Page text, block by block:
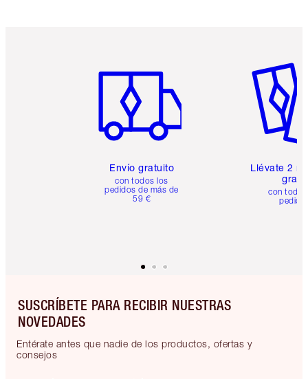
Envío gratuito
con todos los
pedidos de más de
59 €
Llévate 2
gratis
con
SUSCRÍBETE PARA RECIBIR NUESTRAS
NOVEDADES
Entérate antes que nadie de los productos, ofertas y
consejos